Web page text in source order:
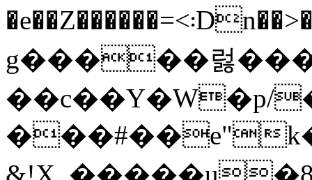
�e��Z������=<܃Dn��>�;�Hݾ�4Z�E���慫
g�����럻
��c��Y�W�p/
���#��e"